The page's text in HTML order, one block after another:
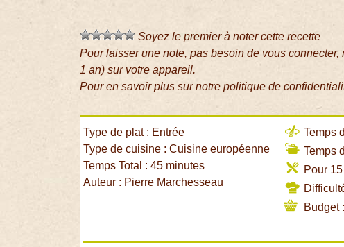
Soyez le premier à noter cette recette
Pour laisser une note, pas besoin de vous
1 an) sur votre appareil.
Pour en savoir plus sur notre politique de
Type de plat : Entrée
Type de cuisine : Cuisine européenne
Temps Total : 45 minutes
Auteur : Pierre Marchesseau
Temps
Temps
Pour
Budget :